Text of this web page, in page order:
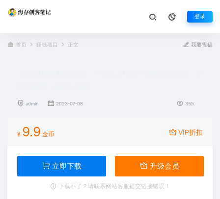
登录
首页 赚钱项目 正文 我要投稿
admin 2023-07-08 355
¥ 9.9 金币 VIP折扣
立即下载 升级会员
下载不了？请联系网站客服提交链接错误！